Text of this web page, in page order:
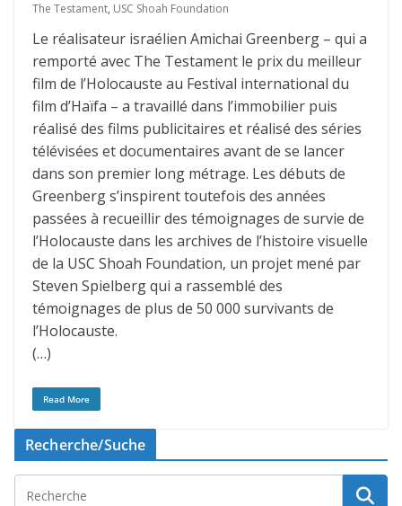
The Testament, USC Shoah Foundation
Le réalisateur israélien Amichai Greenberg – qui a
remporté avec The Testament le prix du meilleur
film de l’Holocauste au Festival international du
film d’Haïfa – a travaillé dans l’immobilier puis
réalisé des films publicitaires et réalisé des séries
télévisées et documentaires avant de se lancer
dans son premier long métrage. Les débuts de
Greenberg s’inspirent toutefois des années
passées à recueillir des témoignages de survie de
l’Holocauste dans les archives de l’histoire visuelle
de la USC Shoah Foundation, un projet mené par
Steven Spielberg qui a rassemblé des
témoignages de plus de 50 000 survivants de
l’Holocauste.
(…)
Read More
Recherche/Suche